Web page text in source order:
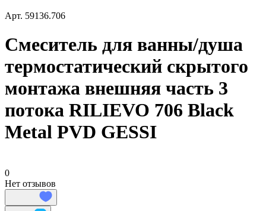
Арт. 59136.706
Смеситель для ванны/душа
термостатический скрытого
монтажа внешняя часть 3
потока RILIEVO 706 Black
Metal PVD GESSI
0
Нет отзывов